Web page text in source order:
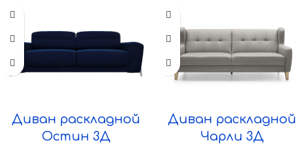
Диван раскладной
Остин 3Д
Диван раскладной
Чарли 3Д